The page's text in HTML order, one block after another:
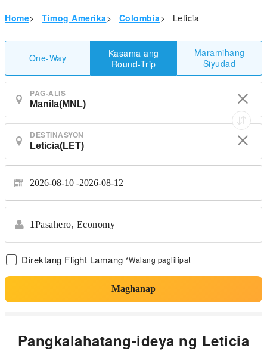
Home> Timog Amerika> Colombia> Leticia
One-Way
Kasama ang
Round-Trip
Maramihang
Siyudad
PAG-ALIS
DESTINASYON
2026-08-10 2026-08-12
1Pasahero, Economy
Direktang Flight Lamang *Walang paglilipat
Maghanap
Pangkalahatang-ideya ng Leticia